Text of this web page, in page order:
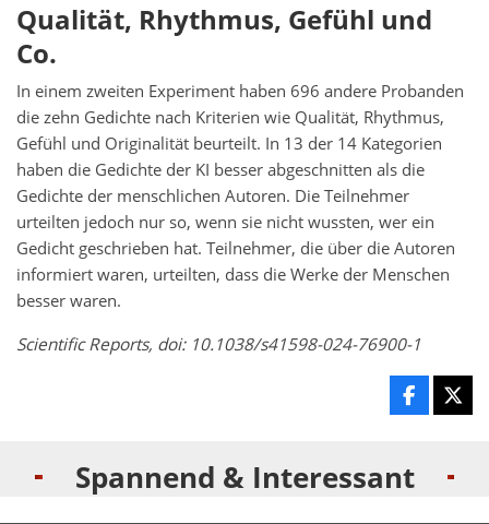
Qualität, Rhythmus, Gefühl und
Co.
In einem zweiten Experiment haben 696 andere Probanden
die zehn Gedichte nach Kriterien wie Qualität, Rhythmus,
Gefühl und Originalität beurteilt. In 13 der 14 Kategorien
haben die Gedichte der KI besser abgeschnitten als die
Gedichte der menschlichen Autoren. Die Teilnehmer
urteilten jedoch nur so, wenn sie nicht wussten, wer ein
Gedicht geschrieben hat. Teilnehmer, die über die Autoren
informiert waren, urteilten, dass die Werke der Menschen
besser waren.
Scientific Reports, doi: 10.1038/s41598-024-76900-1
Spannend & Interessant